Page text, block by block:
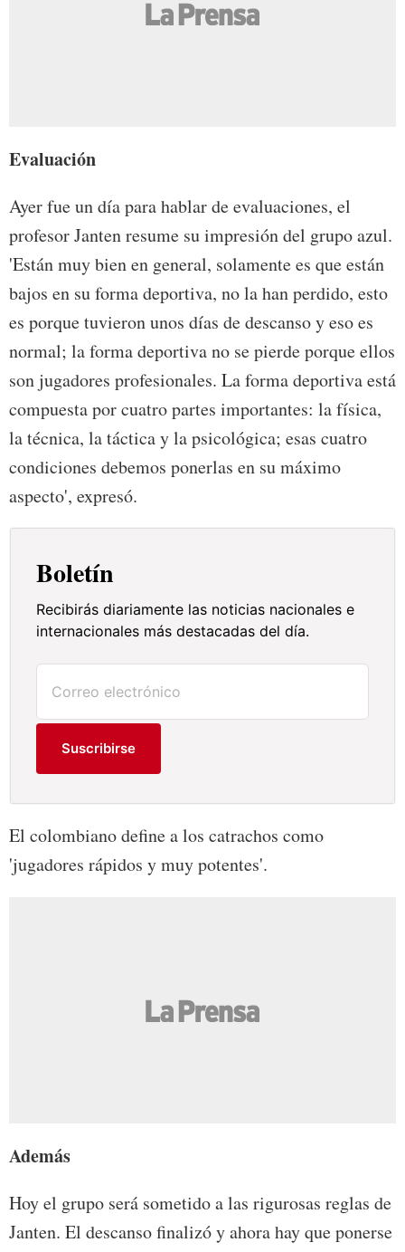
Evaluación
Ayer fue un día para hablar de evaluaciones, el
profesor Janten resume su impresión del grupo azul.
'Están muy bien en general, solamente es que están
bajos en su forma deportiva, no la han perdido, esto
es porque tuvieron unos días de descanso y eso es
normal; la forma deportiva no se pierde porque ellos
son jugadores profesionales. La forma deportiva está
compuesta por cuatro partes importantes: la física,
la técnica, la táctica y la psicológica; esas cuatro
condiciones debemos ponerlas en su máximo
aspecto', expresó.
Boletín
Recibirás diariamente las noticias nacionales e
internacionales más destacadas del día.
Suscribirse
El colombiano define a los catrachos como
'jugadores rápidos y muy potentes'.
Además
Hoy el grupo será sometido a las rigurosas reglas de
Janten. El descanso finalizó y ahora hay que ponerse